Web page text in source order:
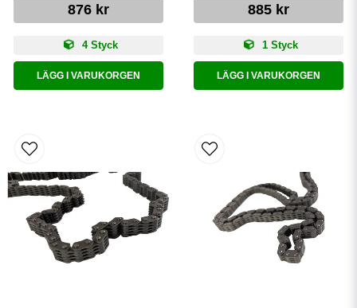
876 kr
4 Styck
LÄGG I VARUKORGEN
885 kr
1 Styck
LÄGG I VARUKORGEN